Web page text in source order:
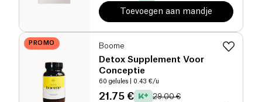
Toevoegen aan mandje
PROMO Boome
Detox Supplement Voor
Conceptie
60 gelules | 0.43 €/u
21.75 € 29.00 €